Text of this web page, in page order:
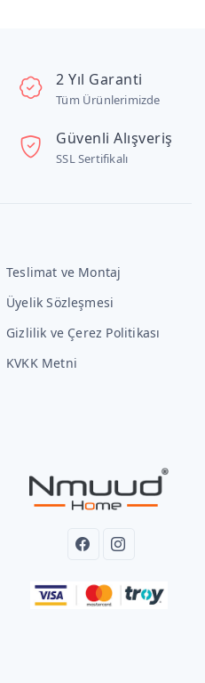
2 Yıl Garanti
Tüm Ürünlerimizde
Güvenli Alışveriş
SSL Sertifikalı
Teslimat ve Montaj
Üyelik Sözleşmesi
Gizlilik ve Çerez Politikası
KVKK Metni